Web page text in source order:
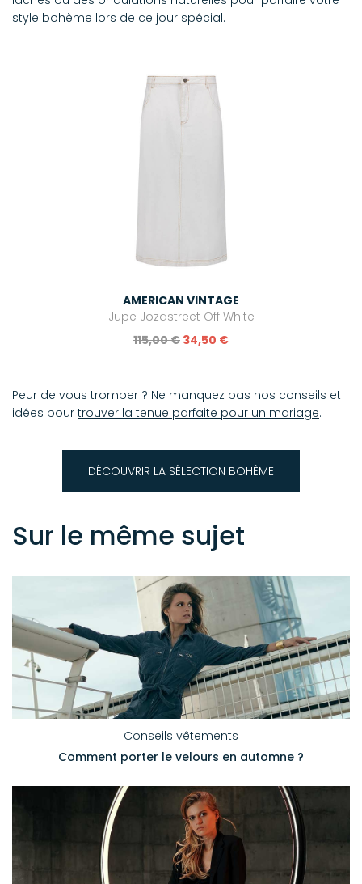
style bohème lors de ce jour spécial.
AMERICAN VINTAGE
Jupe Jozastreet Off White
115,00 € 34,50 €
Peur de vous tromper ? Ne manquez pas nos conseils et
idées pour trouver la tenue parfaite pour un mariage.
DÉCOUVRIR LA SÉLECTION BOHÈME
Sur le même sujet
Conseils vêtements
Comment porter le velours en automne ?